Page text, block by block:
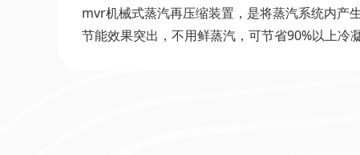
mvr机械式蒸汽再压缩装置，是将蒸汽系统内产
节能效果突出，不用鲜蒸汽，可节省90%以上冷